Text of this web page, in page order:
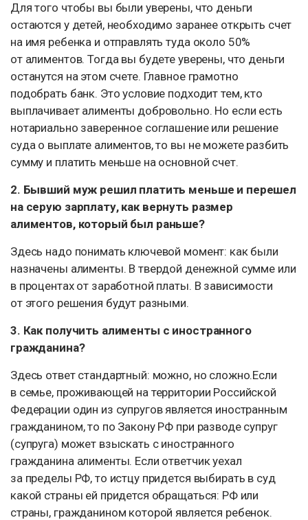
Для того чтобы вы были уверены, что деньги
остаются у детей, необходимо заранее открыть счет
на имя ребенка и отправлять туда около 50%
от алиментов. Тогда вы будете уверены, что деньги
останутся на этом счете. Главное грамотно
подобрать банк. Это условие подходит тем, кто
выплачивает алименты добровольно. Но если есть
нотариально заверенное соглашение или решение
суда о выплате алиментов, то вы не можете разбить
сумму и платить меньше на основной счет.
2. Бывший муж решил платить меньше и перешел
на серую зарплату, как вернуть размер
алиментов, который был раньше?
Здесь надо понимать ключевой момент: как были
назначены алименты. В твердой денежной сумме или
в процентах от заработной платы. В зависимости
от этого решения будут разными.
3. Как получить алименты с иностранного
гражданина?
Здесь ответ стандартный: можно, но сложно.Если
в семье, проживающей на территории Российской
Федерации один из супругов является иностранным
гражданином, то по Закону РФ при разводе супруг
(супруга) может взыскать с иностранного
гражданина алименты. Если ответчик уехал
за пределы РФ, то истцу придется выбирать в суд
какой страны ей придется обращаться: РФ или
страны, гражданином которой является ребенок.